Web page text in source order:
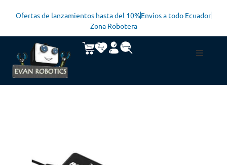
Ofertas de lanzamientos hasta del 10%Envíos a todo Ecuador
Zona Robotera